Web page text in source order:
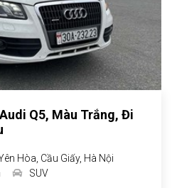
Q5, Màu Trắng, Đi
Hòa, Cầu Giấy, Hà Nội
SUV